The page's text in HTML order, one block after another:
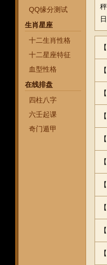
QQ缘分测试
生肖星座
十二生肖性格
十二星座特征
血型性格
在线排盘
四柱八字
六壬起课
奇门遁甲
【
【
【
【
【
【
【
【
【
【